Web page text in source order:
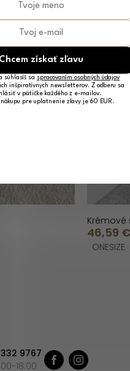
Krémové
46,59 €
ONESIZE
9767
18:00
Chcem získať zľavu
súhlasíš sa spracovaním osobných údajov
inšpiratívnych newsletterov. Z odberu sa
v pätičke každého z e-mailov.
pre uplatnenie zľavy je 60 EUR.